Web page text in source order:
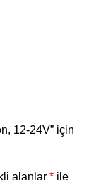
12-24V” için
alanlar * ile